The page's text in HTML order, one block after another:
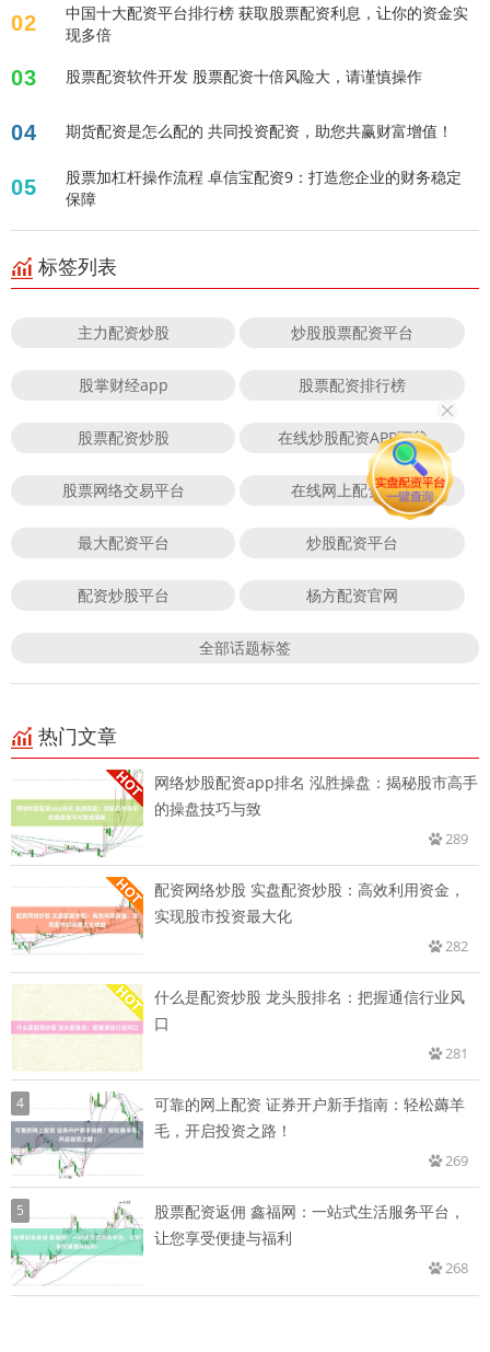
02
中国十大配资平台排行榜 获取股票配资利息，让你的资金实
现多倍
03 股票配资软件开发 股票配资十倍风险大，请谨慎操作
04 期货配资是怎么配的 共同投资配资，助您共赢财富增值！
05
股票加杠杆操作流程 卓信宝配资9：打造您企业的财务稳定
保障
标签列表
主力配资炒股 炒股股票配资平台
股掌财经app 股票配资排行榜
股票配资炒股 在线炒股配资APP下载
股票网络交易平台 在线网上配资平台
最大配资平台 炒股配资平台
配资炒股平台 杨方配资官网
全部话题标签
热门文章
网络炒股配资app排名 泓胜操盘：揭秘股市高手
的操盘技巧与致
289
配资网络炒股 实盘配资炒股：高效利用资金，
实现股市投资最大化
282
什么是配资炒股 龙头股排名：把握通信行业风
口
281
4
可靠的网上配资 证券开户新手指南：轻松薅羊
毛，开启投资之路！
269
5
股票配资返佣 鑫福网：一站式生活服务平台，
让您享受便捷与福利
268